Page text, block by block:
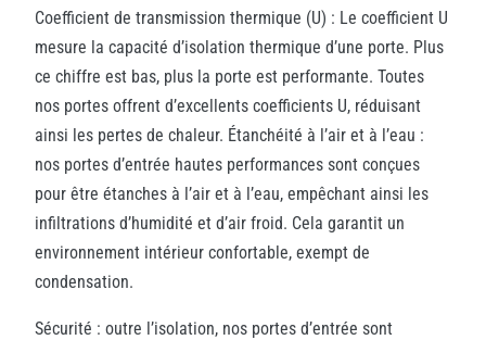
Coefficient de transmission thermique (U) : Le coefficient U
mesure la capacité d’isolation thermique d’une porte. Plus
ce chiffre est bas, plus la porte est performante. Toutes
nos portes offrent d’excellents coefficients U, réduisant
ainsi les pertes de chaleur. Étanchéité à l’air et à l’eau :
nos portes d’entrée hautes performances sont conçues
pour être étanches à l’air et à l’eau, empêchant ainsi les
infiltrations d’humidité et d’air froid. Cela garantit un
environnement intérieur confortable, exempt de
condensation.
Sécurité : outre l’isolation, nos portes d’entrée sont